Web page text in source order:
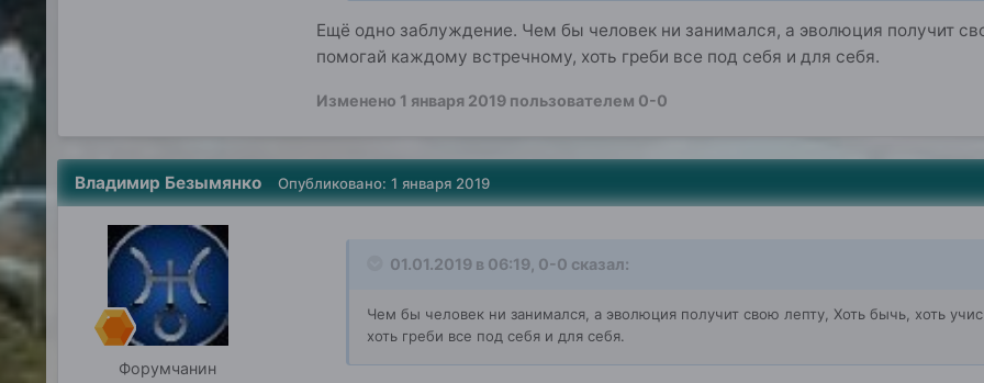
Ещё одно заблуждение. Чем бы человек ни занимался, а эволюция получит
помогай каждому встречному, хоть греби все под себя и для себя.
Изменено 1 января 2019пользователем 0-0
Владимир Безымянко
Форумчанин
Опубликовано: 1 января 2019
01.01.2019 в 06:19, 0-0 сказал:
Чем бы человек ни занимался, а эволюция получит свою лепту, Хоть бычь, хоть
хоть греби все под себя и для себя.